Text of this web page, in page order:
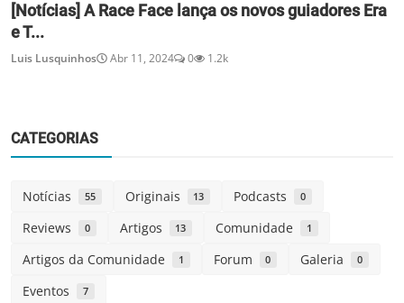
[Notícias] A Race Face lança os novos guiadores Era
e T...
Luis Lusquinhos Abr 11, 2024 0 1.2k
CATEGORIAS
Notícias 55 Originais 13 Podcasts 0
Reviews 0 Artigos 13 Comunidade 1
Artigos da Comunidade 1 Forum 0 Galeria 0
Eventos 7